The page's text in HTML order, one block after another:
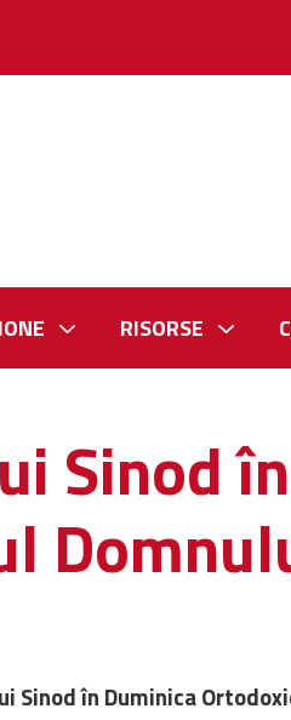
RISORSE
Sinod
Sinod în Duminica